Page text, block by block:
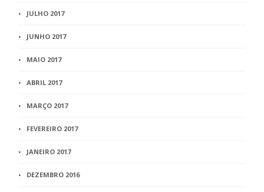
JULHO 2017
JUNHO 2017
MAIO 2017
ABRIL 2017
MARÇO 2017
FEVEREIRO 2017
JANEIRO 2017
DEZEMBRO 2016